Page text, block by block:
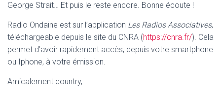
George Strait… Et puis le reste encore. Bonne écoute !
Radio Ondaine est sur l’application Les Radios Associatives,
téléchargeable depuis le site du CNRA (https://cnra.fr/). Cela
permet d’avoir rapidement accès, depuis votre smartphone
ou Iphone, à votre émission.
Amicalement country,